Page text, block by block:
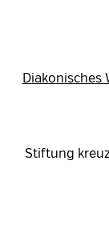
Diakonisches
Stiftung